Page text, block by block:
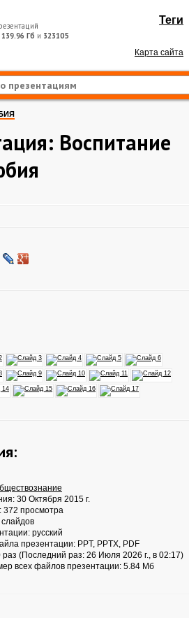
139.96 Гб и 323105
Теги
Карта сайта
Воспитание
30 Октября 2015 г.
372 просмотра
русский
презентации: PPT, PPTX, PDF
раз (Последний раз: 26 Июля 2026 г., в 02:17)
всех файлов презентации: 5.84 Мб